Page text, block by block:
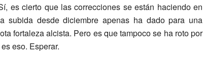
es cierto que las correcciones se están haciendo en
desde diciembre apenas ha dado para una
fortaleza alcista. Pero es que tampoco se ha roto por
eso. Esperar.